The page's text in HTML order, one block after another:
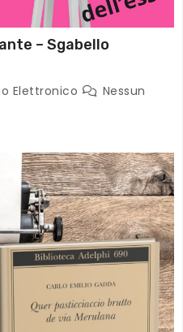
– Sgabello
Elettronico
Nessun